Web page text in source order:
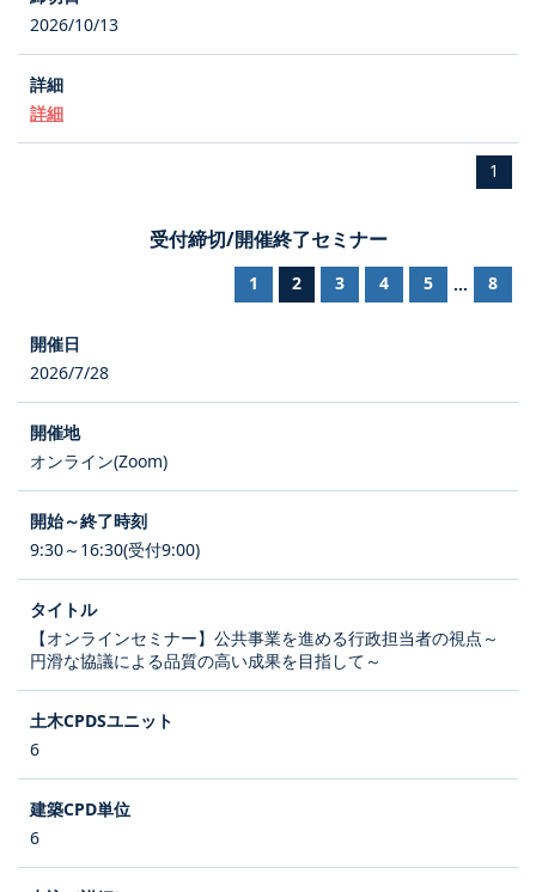
2026/10/13
詳細
1
受付締切/開催終了セミナー
1 2 3 4 5 ... 8
2026/7/28
オンライン(Zoom)
9:30～16:30(受付9:00)
【オンラインセミナー】公共事業を進める行政担当者の視点～
円滑な協議による品質の高い成果を目指して～
6
6